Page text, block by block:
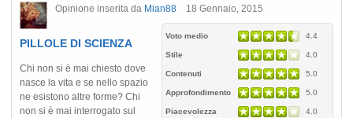
Opinione inserita da Mian88 18 Gennaio, 2015
Voto medio 4.4
Stile 4.0
Contenuti 5.0
Approfondimento 5.0
Piacevolezza 4.0
PILLOLE DI SCIENZA
Chi non si è mai chiesto dove
nasce la vita e se nello spazio
ne esistono altre forme? Chi
non si è mai interrogato sul